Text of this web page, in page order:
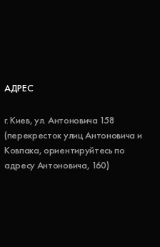
АДРЕС
г. Киев, ул. Антоновича 158
(перекресток улиц Антоновича и
Ковпака, ориентируйтесь по
адресу Антоновича, 160)